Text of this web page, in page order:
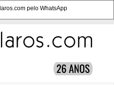
pelo WhatsApp